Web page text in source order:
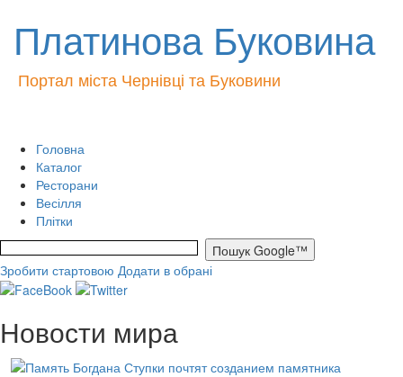
Платинова Буковина
Портал міста Чернівці та Буковини
Головна
Каталог
Ресторани
Весілля
Плітки
Зробити стартовою Додати в обрані
Новости мира